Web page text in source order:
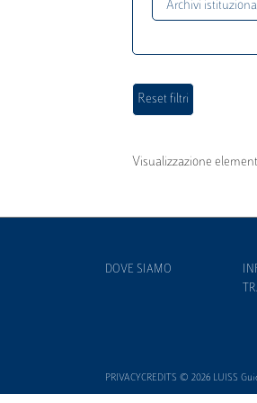
Archivi
Visualizzazione
DOVE SIAMO
PRIVACYCREDITS © 2026 LUISS